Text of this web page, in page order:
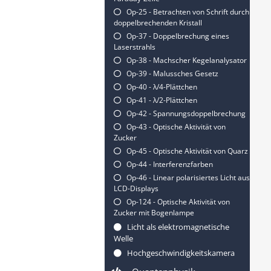
Op-25 - Betrachten von Schrift durch
doppelbrechenden Kristall
Op-37 - Doppelbrechung eines
Laserstrahls
Op-38 - Machscher Kegelanalysator
Op-39 - Malussches Gesetz
Op-40 - λ/4-Plättchen
Op-41 - λ/2-Plättchen
Op-42 - Spannungsdoppelbrechung
Op-43 - Optische Aktivität von
Zucker
Op-45 - Optische Aktivität von Quarz
Op-44 - Interferenzfarben
Op-46 - Linear polarisiertes Licht aus
LCD-Displays
Op-124 - Optische Aktivität von
Zucker mit Bogenlampe
Licht als elektromagnetische
Welle
Hochgeschwindigkeitskamera